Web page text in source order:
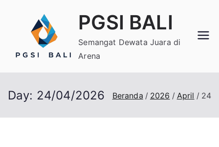
PGSI BALI
Semangat Dewata Juara di
Arena
Day: 24/04/2026 Beranda 2026 April 24